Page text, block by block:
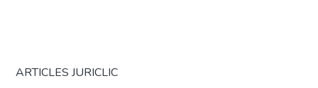
ARTICLES JURICLIC